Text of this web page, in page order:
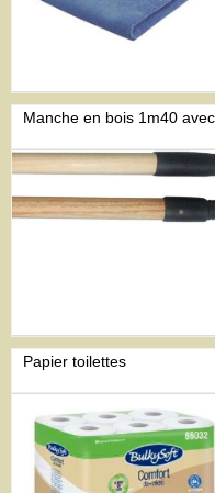
Manche en bois 1m40
Papier toilettes